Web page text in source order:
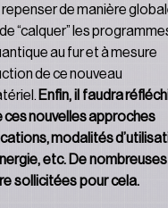
repenser de manière
de “calquer” les
au fur et à mesure
de ce nouveau
Enfin, il faudra
ces nouvelles approches
modalités
etc. De
sollicitées pour cela.